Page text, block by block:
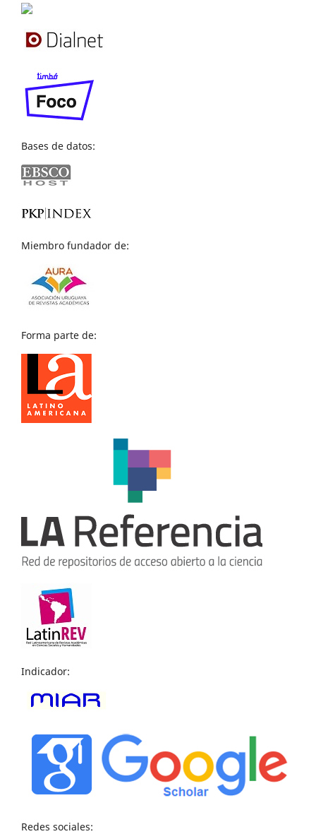
Bases de datos:
Miembro fundador de:
Forma parte de:
Indicador:
Redes sociales: